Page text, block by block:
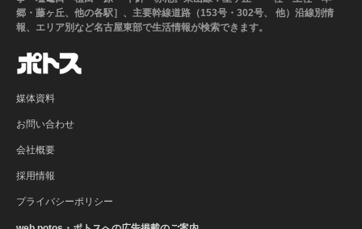
郷・藤ヶ丘、他の各駅］、主要幹線道路（153号・302号、 他）沿線別情
報、エリア別など名古屋東部で生活情報が検索できます。
媒体資料
お問い合わせ
会社概要
採用情報
プライバシーポリシー